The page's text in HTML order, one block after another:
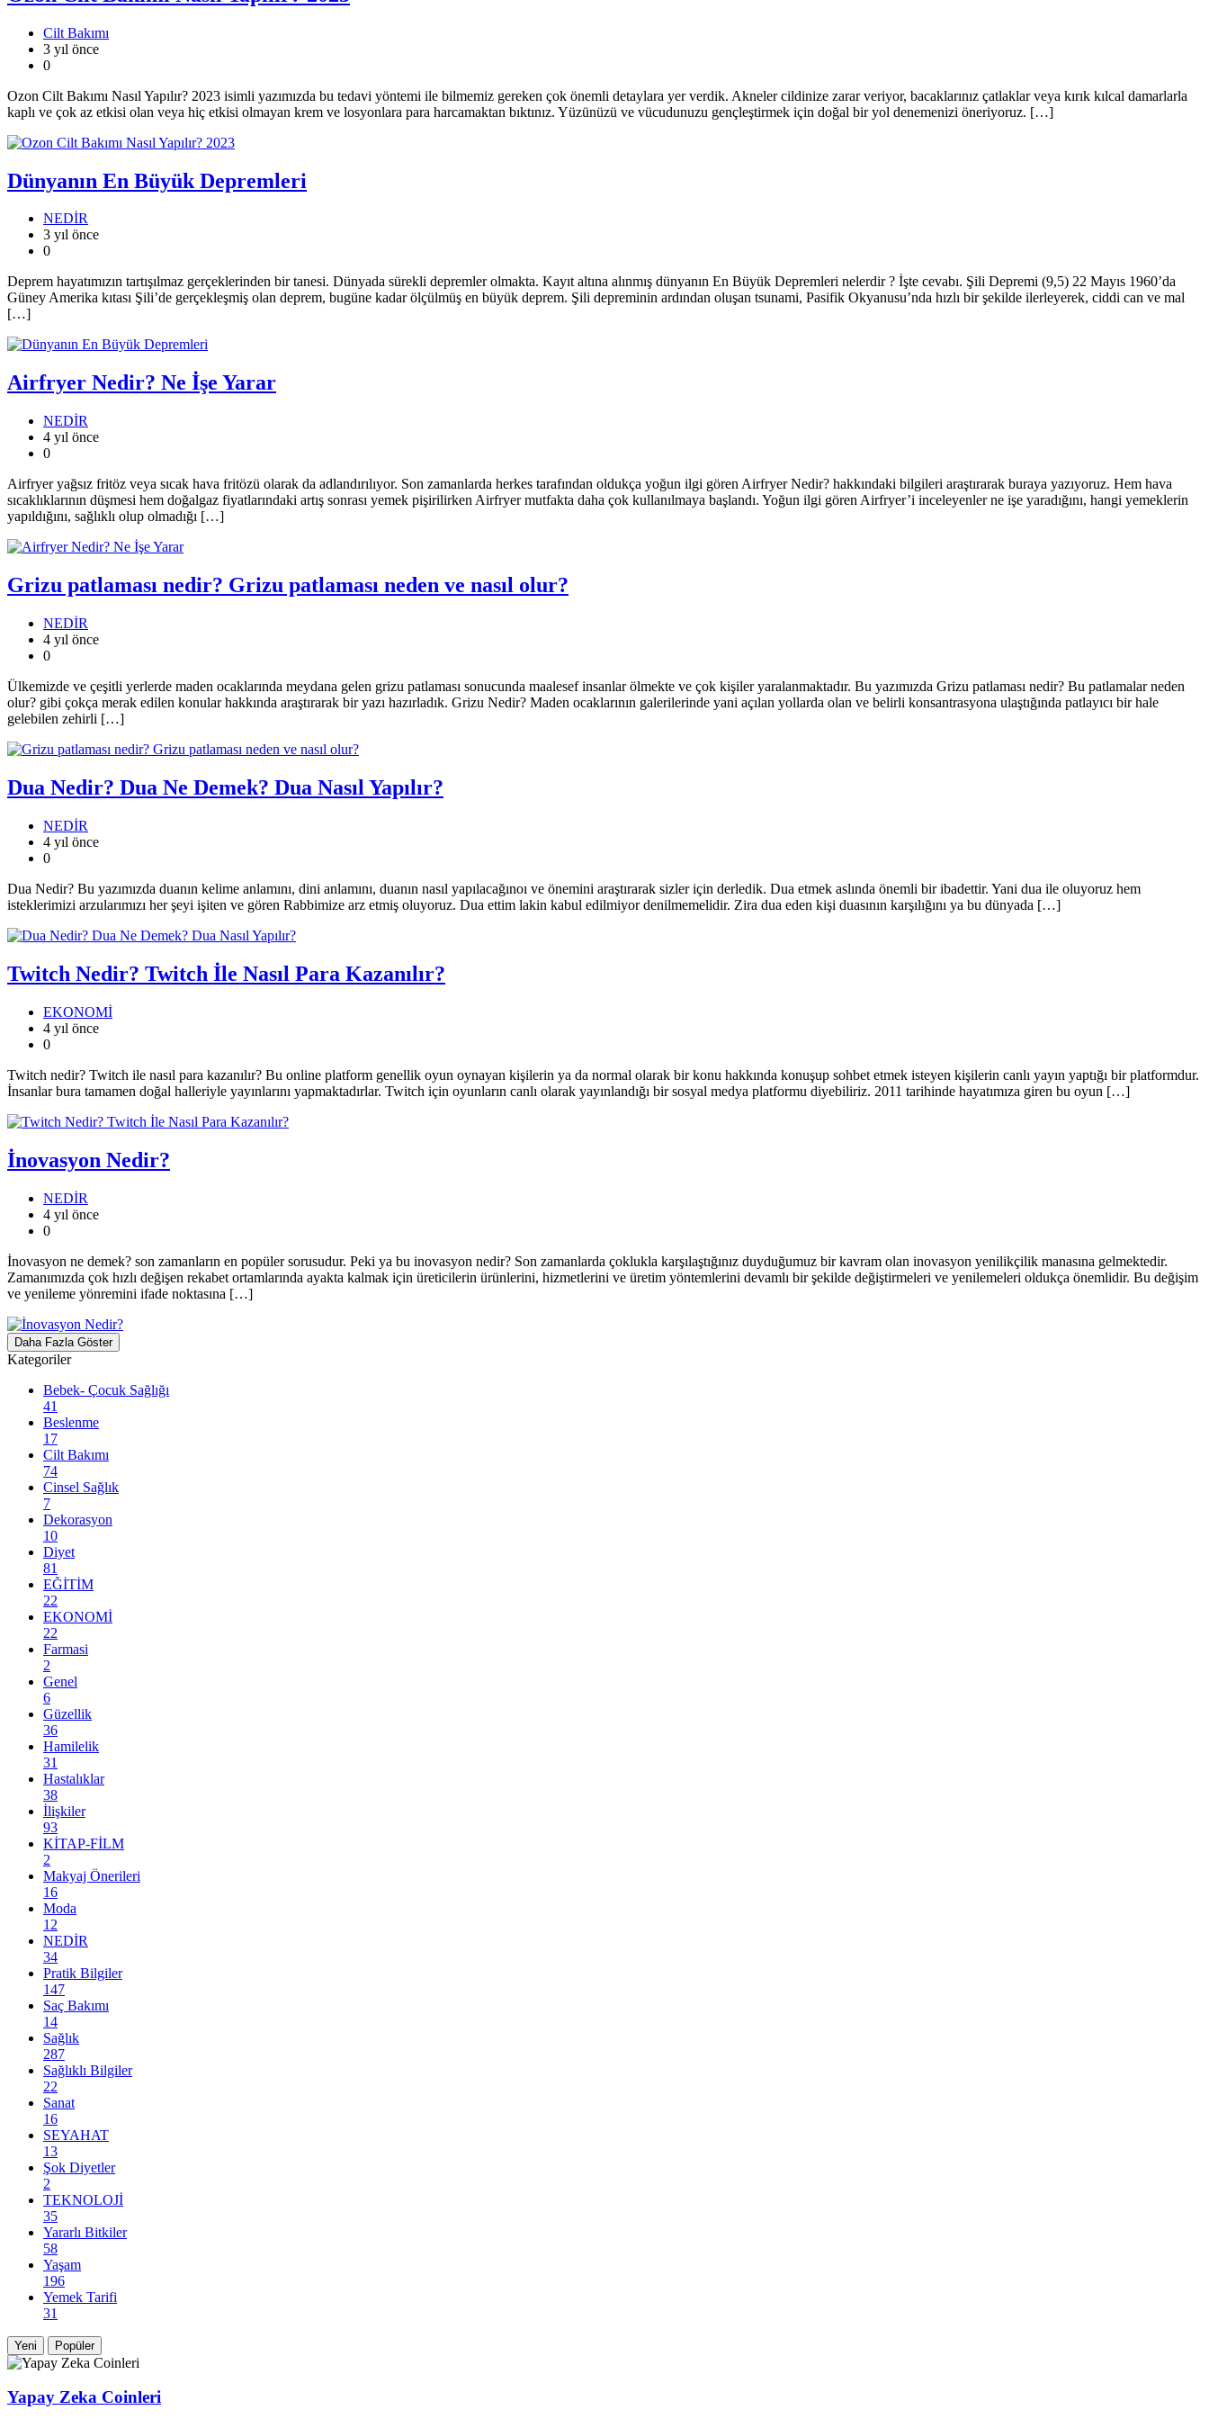
Cilt Bakımı
3 yıl önce
0
Ozon Cilt Bakımı Nasıl Yapılır? 2023 isimli yazımızda bu tedavi yöntemi ile bilmemiz gereken çok önemli detaylara yer verdik. Akneler cildinize zarar veriyor, bacaklarınız çatlaklar veya kırık kılcal damarlarla
kaplı ve çok az etkisi olan veya hiç etkisi olmayan krem ve losyonlara para harcamaktan bıktınız. Yüzünüzü ve vücudunuzu gençleştirmek için doğal bir yol denemenizi öneriyoruz. […]
Dünyanın En Büyük Depremleri
NEDİR
3 yıl önce
0
Deprem hayatımızın tartışılmaz gerçeklerinden bir tanesi. Dünyada sürekli depremler olmakta. Kayıt altına alınmış dünyanın En Büyük Depremleri nelerdir ? İşte cevabı. Şili Depremi (9,5) 22 Mayıs 1960’da
Güney Amerika kıtası Şili’de gerçekleşmiş olan deprem, bugüne kadar ölçülmüş en büyük deprem. Şili depreminin ardından oluşan tsunami, Pasifik Okyanusu’nda hızlı bir şekilde ilerleyerek, ciddi can ve mal
[…]
Airfryer Nedir? Ne İşe Yarar
NEDİR
4 yıl önce
0
Airfryer yağsız fritöz veya sıcak hava fritözü olarak da adlandırılıyor. Son zamanlarda herkes tarafından oldukça yoğun ilgi gören Airfryer Nedir? hakkındaki bilgileri araştırarak buraya yazıyoruz. Hem hava
sıcaklıklarının düşmesi hem doğalgaz fiyatlarındaki artış sonrası yemek pişirilirken Airfryer mutfakta daha çok kullanılmaya başlandı. Yoğun ilgi gören Airfryer’i inceleyenler ne işe yaradığını, hangi yemeklerin
yapıldığını, sağlıklı olup olmadığı […]
Grizu patlaması nedir? Grizu patlaması neden ve nasıl olur?
NEDİR
4 yıl önce
0
Ülkemizde ve çeşitli yerlerde maden ocaklarında meydana gelen grizu patlaması sonucunda maalesef insanlar ölmekte ve çok kişiler yaralanmaktadır. Bu yazımızda Grizu patlaması nedir? Bu patlamalar neden
olur? gibi çokça merak edilen konular hakkında araştırarak bir yazı hazırladık. Grizu Nedir? Maden ocaklarının galerilerinde yani açılan yollarda olan ve belirli konsantrasyona ulaştığında patlayıcı bir hale
gelebilen zehirli […]
Dua Nedir? Dua Ne Demek? Dua Nasıl Yapılır?
NEDİR
4 yıl önce
0
Dua Nedir? Bu yazımızda duanın kelime anlamını, dini anlamını, duanın nasıl yapılacağınoı ve önemini araştırarak sizler için derledik. Dua etmek aslında önemli bir ibadettir. Yani dua ile oluyoruz hem
isteklerimizi arzularımızı her şeyi işiten ve gören Rabbimize arz etmiş oluyoruz. Dua ettim lakin kabul edilmiyor denilmemelidir. Zira dua eden kişi duasının karşılığını ya bu dünyada […]
Twitch Nedir? Twitch İle Nasıl Para Kazanılır?
EKONOMİ
4 yıl önce
0
Twitch nedir? Twitch ile nasıl para kazanılır? Bu online platform genellik oyun oynayan kişilerin ya da normal olarak bir konu hakkında konuşup sohbet etmek isteyen kişilerin canlı yayın yaptığı bir platformdur.
İnsanlar bura tamamen doğal halleriyle yayınlarını yapmaktadırlar. Twitch için oyunların canlı olarak yayınlandığı bir sosyal medya platformu diyebiliriz. 2011 tarihinde hayatımıza giren bu oyun […]
İnovasyon Nedir?
NEDİR
4 yıl önce
0
İnovasyon ne demek? son zamanların en popüler sorusudur. Peki ya bu inovasyon nedir? Son zamanlarda çoklukla karşılaştığınız duyduğumuz bir kavram olan inovasyon yenilikçilik manasına gelmektedir.
Zamanımızda çok hızlı değişen rekabet ortamlarında ayakta kalmak için üreticilerin ürünlerini, hizmetlerini ve üretim yöntemlerini devamlı bir şekilde değiştirmeleri ve yenilemeleri oldukça önemlidir. Bu değişim
ve yenileme yönremini ifade noktasına […]
Daha Fazla Göster
Kategoriler
Bebek- Çocuk Sağlığı
41
Beslenme
17
Cilt Bakımı
74
Cinsel Sağlık
7
Dekorasyon
10
Diyet
81
EĞİTİM
22
EKONOMİ
22
Farmasi
2
Genel
6
Güzellik
36
Hamilelik
31
Hastalıklar
38
İlişkiler
93
KİTAP-FİLM
2
Makyaj Önerileri
16
Moda
12
NEDİR
34
Pratik Bilgiler
147
Saç Bakımı
14
Sağlık
287
Sağlıklı Bilgiler
22
Sanat
16
SEYAHAT
13
Şok Diyetler
2
TEKNOLOJİ
35
Yararlı Bitkiler
58
Yaşam
196
Yemek Tarifi
31
Yeni Popüler
Yapay Zeka Coinleri